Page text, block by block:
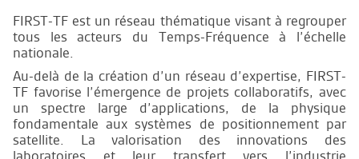
FIRST-TF est un réseau thématique visant à regrouper
tous les acteurs du Temps-Fréquence à l’échelle
nationale.
Au-delà de la création d’un réseau d’expertise, FIRST-
TF favorise l’émergence de projets collaboratifs, avec
un spectre large d’applications, de la physique
fondamentale aux systèmes de positionnement par
satellite. La valorisation des innovations des
laboratoires et leur transfert vers l’industrie